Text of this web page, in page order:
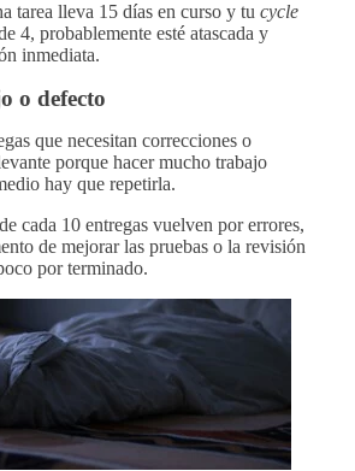
tarea lleva 15 días en curso y tu cycle
4, probablemente esté atascada y
inmediata.
o defecto
que necesitan correcciones o
porque hacer mucho trabajo
hay que repetirla.
cada 10 entregas vuelven por errores,
de mejorar las pruebas o la revisión
por terminado.